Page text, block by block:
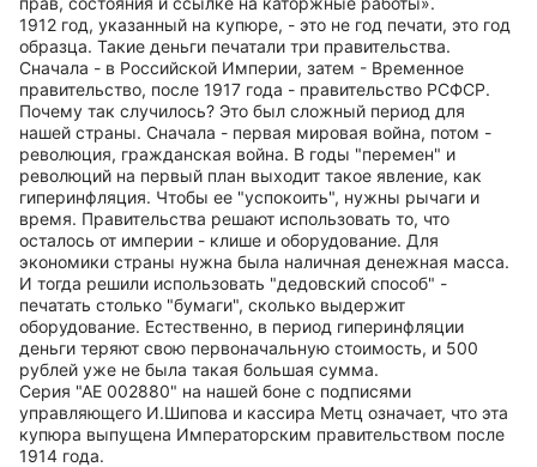
1912 год, указанный на купюре, - это не год печати, это год
образца. Такие деньги печатали три правительства.
Сначала - в Российской Империи, затем - Временное
правительство, после 1917 года - правительство РСФСР.
Почему так случилось? Это был сложный период для
нашей страны. Сначала - первая мировая война, потом -
революция, гражданская война. В годы "перемен" и
революций на первый план выходит такое явление, как
гиперинфляция. Чтобы ее "успокоить", нужны рычаги и
время. Правительства решают использовать то, что
осталось от империи - клише и оборудование. Для
экономики страны нужна была наличная денежная масса.
И тогда решили использовать "дедовский способ" -
печатать столько "бумаги", сколько выдержит
оборудование. Естественно, в период гиперинфляции
деньги теряют свою первоначальную стоимость, и 500
рублей уже не была такая большая сумма.
Серия "АЕ 002880" на нашей боне с подписями
управляющего И.Шипова и кассира Метц означает, что эта
купюра выпущена Императорским правительством после
1914 года.